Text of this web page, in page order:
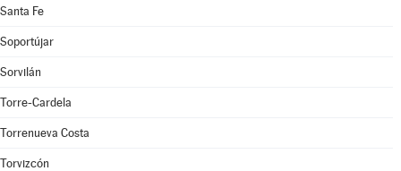
Santa Fe
Soportújar
Sorvilán
Torre-Cardela
Torrenueva Costa
Torvizcón